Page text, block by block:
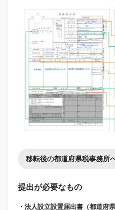
移転後の都道府県税事務所
提出が必要なもの
・法人設立設置届出書（都道府